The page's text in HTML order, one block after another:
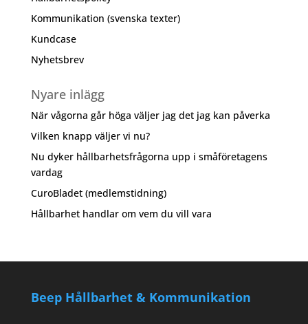
Kommunikation (svenska texter)
Kundcase
Nyhetsbrev
Nyare inlägg
När vågorna går höga väljer jag det jag kan påverka
Vilken knapp väljer vi nu?
Nu dyker hållbarhetsfrågorna upp i småföretagens
vardag
CuroBladet (medlemstidning)
Hållbarhet handlar om vem du vill vara
Beep Hållbarhet & Kommunikation